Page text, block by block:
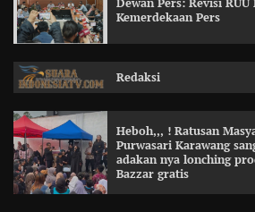
Dewan Pers: Revisi
Kemerdekaan Pers
Redaksi
Heboh,,, ! Ratusan
Purwasari Karawang
adakan nya lonching
Bazzar gratis